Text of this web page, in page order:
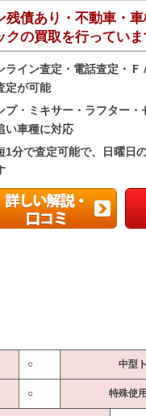
残債あり・不動車・
クの買取を行ってい
ライン査定・電話査定・
定が可能
プ・ミキサー・ラフター
い車種に対応
1分で査定可能で、日曜日
○ 中型
○ 特殊使